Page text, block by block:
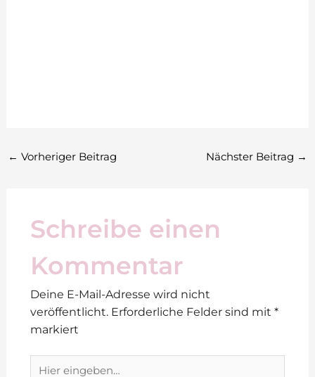
← Vorheriger Beitrag Nächster Beitrag →
Schreibe einen
Kommentar
Deine E-Mail-Adresse wird nicht
veröffentlicht. Erforderliche Felder sind mit *
markiert
Hier